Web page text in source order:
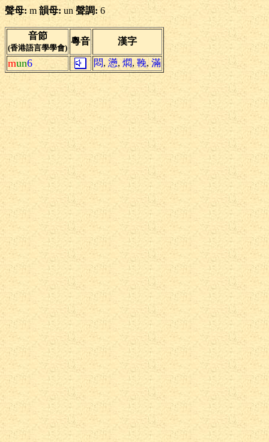
聲母: m 韻母:un聲調:6
音節
(香港語言學學會)
粵音 漢字
mun6 悶, 懣, 燜,鞔,滿